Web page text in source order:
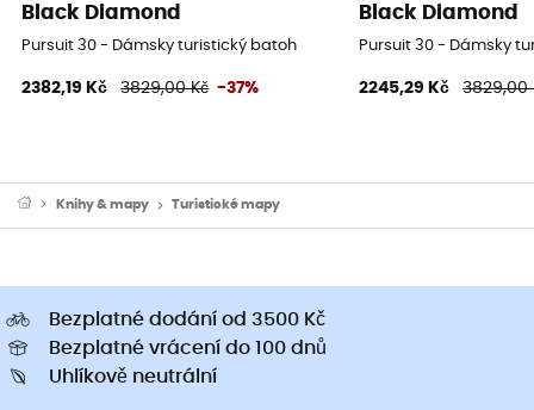
Black Diamond
Pursuit 30 - Dámsky turistický batoh
2382,19 Kč 3829,00 Kč -37%
Black Diamond
Pursuit 30 - Dámsky
2245,29 Kč 3829,00
Knihy & mapy Turistické mapy
Bezplatné dodání od 3500 Kč
Bezplatné vrácení do 100 dnů
Uhlíkově neutrální